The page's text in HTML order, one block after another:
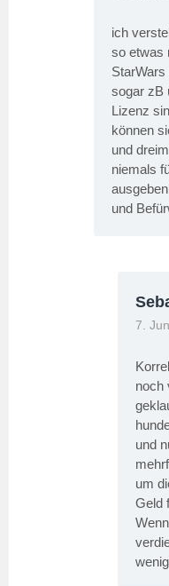
ich
so etwas
sogar zB
Lizenz
können
und
niemals
und
7.
noch
und
um
Geld